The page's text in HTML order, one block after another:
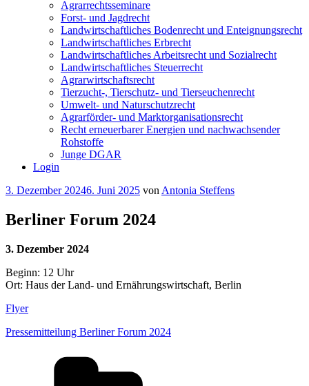
Agrarrechtsseminare
Forst- und Jagdrecht
Landwirtschaftliches Bodenrecht und Enteignungsrecht
Landwirtschaftliches Erbrecht
Landwirtschaftliches Arbeitsrecht und Sozialrecht
Landwirtschaftliches Steuerrecht
Agrarwirtschaftsrecht
Tierzucht-, Tierschutz- und Tierseuchenrecht
Umwelt- und Naturschutzrecht
Agrarförder- und Marktorganisationsrecht
Recht erneuerbarer Energien und nachwachsender
Rohstoffe
Junge DGAR
Login
Veröffentlicht
3. Dezember 20246. Juni 2025 von Antonia Steffens
Berliner Forum 2024
3. Dezember 2024
Beginn: 12 Uhr
Ort: Haus der Land- und Ernährungswirtschaft, Berlin
Flyer
Pressemitteilung Berliner Forum 2024